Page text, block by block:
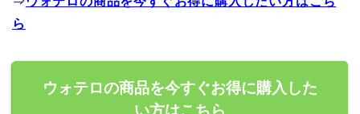
ら
ウォテロの商品を今すぐお得に購入した
い方はこちら